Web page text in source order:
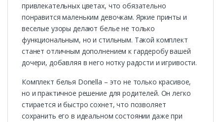
привлекательных цветах, что обязательно
понравится маленьким девочкам. Яркие принты и
веселые узоры делают белье не только
функциональным, но и стильным. Такой комплект
станет отличным дополнением к гардеробу вашей
дочери, добавляя в него нотку радости и игривости.
Комплект белья Donella – это не только красивое,
но и практичное решение для родителей. Он легко
стирается и быстро сохнет, что позволяет
сохранить его в идеальном состоянии даже при